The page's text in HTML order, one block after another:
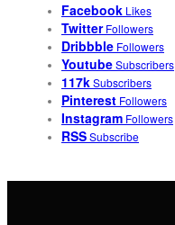
Facebook Likes
Twitter Followers
Dribbble Followers
YoutubeSubscribers
117kSubscribers
Pinterest Followers
Instagram Followers
RSSSubscribe